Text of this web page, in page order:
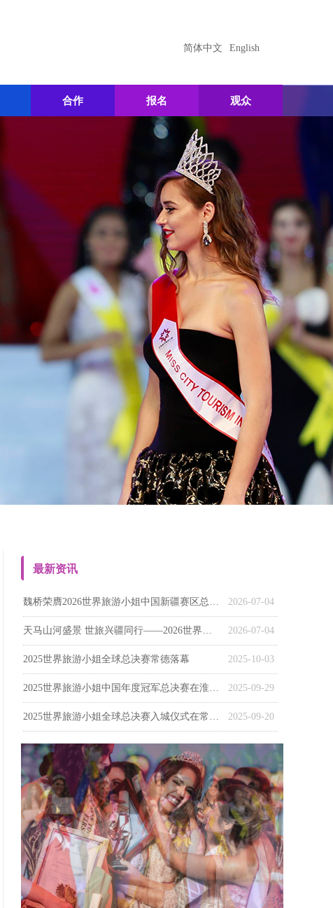
简体中文 English
合作 报名 观众
最新资讯
2026-07-04
魏桥荣膺2026世界旅游小姐中国新疆赛区总冠军
2026-07-04
天马山河盛景 世旅兴疆同行——2026世界旅游小姐中国（新疆）赛区总决赛暨颁奖盛典在昭苏盛大启幕
2025-10-03
2025世界旅游小姐全球总决赛常德落幕
2025-09-29
‌2025世界旅游小姐中国年度冠军总决赛在淮南落幕‌
2025-09-20
2025世界旅游小姐全球总决赛入城仪式在常德柳叶湖畔举行